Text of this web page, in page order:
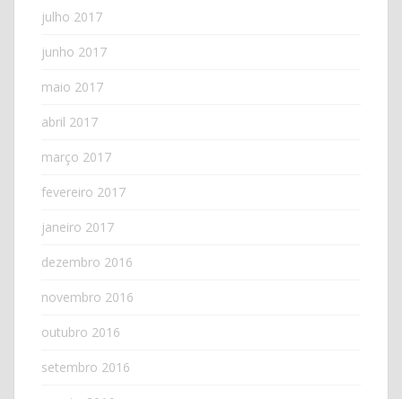
julho 2017
junho 2017
maio 2017
abril 2017
março 2017
fevereiro 2017
janeiro 2017
dezembro 2016
novembro 2016
outubro 2016
setembro 2016